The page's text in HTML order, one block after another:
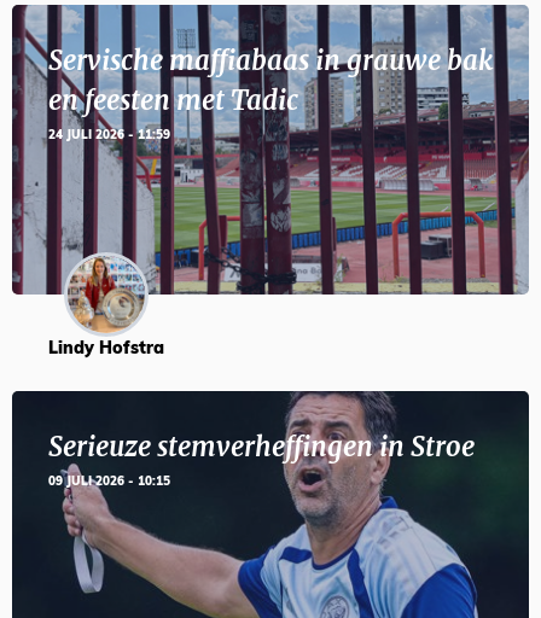
Servische maffiabaas in grauwe bak
en feesten met Tadic
24 JULI 2026 - 11:59
Lindy Hofstra
Serieuze stemverheffingen in Stroe
09 JULI 2026 - 10:15